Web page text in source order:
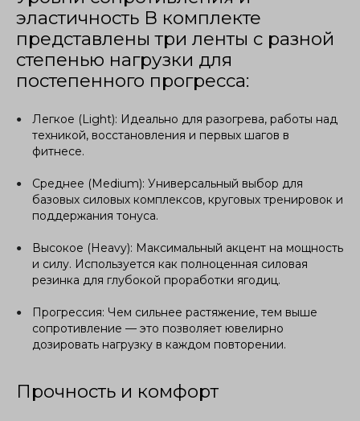
эластичность В комплекте
представлены три ленты с разной
степенью нагрузки для
постепенного прогресса:
Легкое (Light): Идеально для разогрева, работы над
техникой, восстановления и первых шагов в
фитнесе.
Среднее (Medium): Универсальный выбор для
базовых силовых комплексов, круговых тренировок и
поддержания тонуса.
Высокое (Heavy): Максимальный акцент на мощность
и силу. Используется как полноценная силовая
резинка для глубокой проработки ягодиц.
Прогрессия: Чем сильнее растяжение, тем выше
сопротивление — это позволяет ювелирно
дозировать нагрузку в каждом повторении.
Прочность и комфорт